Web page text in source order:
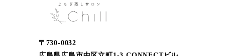
〒730-0032